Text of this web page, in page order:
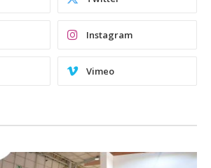
Instagram
Vimeo